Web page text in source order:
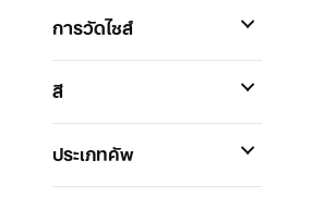
การวัดไซส์
สี
ประเภทคัพ